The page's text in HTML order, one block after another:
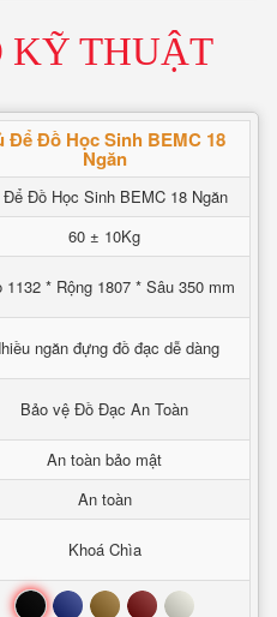
KỸ THUẬT
Để Đồ Học Sinh BEMC 18
Ngăn
Để Đồ Học Sinh BEMC 18 Ngăn
60 ± 10Kg
1132 * Rộng 1807 * Sâu 350 mm
ngăn đựng đồ đạc dễ dàng
Bảo vệ Đồ Đạc An Toàn
An toàn bảo mật
An toàn
Khoá Chìa
Đen Xanh Nâu Đỏ Trắng